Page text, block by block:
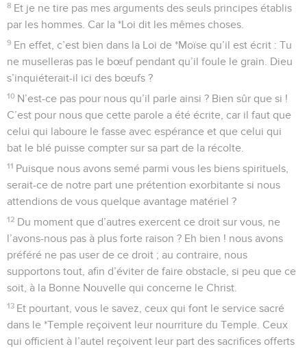
8 Et je ne tire pas mes arguments des seuls principes établis
par les hommes. Car la *Loi dit les mêmes choses.
9 En effet, c’est bien dans la Loi de *Moïse qu’il est écrit : Tu
ne muselleras pas le bœuf pendant qu’il foule le grain. Dieu
s’inquiéterait-il ici des bœufs ?
10 N’est-ce pas pour nous qu’il parle ainsi ? Bien sûr que si !
C’est pour nous que cette parole a été écrite, car il faut que
celui qui laboure le fasse avec espérance et que celui qui
bat le blé puisse compter sur sa part de la récolte.
11 Puisque nous avons semé parmi vous les biens spirituels,
serait-ce de notre part une prétention exorbitante si nous
attendions de vous quelque avantage matériel ?
12 Du moment que d’autres exercent ce droit sur vous, ne
l’avons-nous pas à plus forte raison ? Eh bien ! nous avons
préféré ne pas user de ce droit ; au contraire, nous
supportons tout, afin d’éviter de faire obstacle, si peu que ce
soit, à la Bonne Nouvelle qui concerne le Christ.
13 Et pourtant, vous le savez, ceux qui font le service sacré
dans le *Temple reçoivent leur nourriture du Temple. Ceux
qui officient à l’autel reçoivent leur part des sacrifices offerts